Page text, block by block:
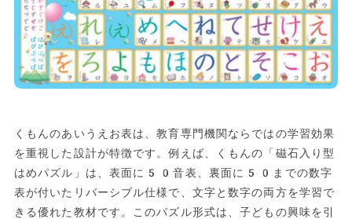
くもんのあいうえお表は、教育専門機関ならではの学習効果
を重視した設計が特徴です。例えば、くもんの「磁石入り型
はめパズル」は、表面に50音表、裏面に50までの数字
表が付いたリバーシブル仕様で、文字と数字の両方を学習で
きる優れた教材です。このパズル形式は、子どもの興味を引